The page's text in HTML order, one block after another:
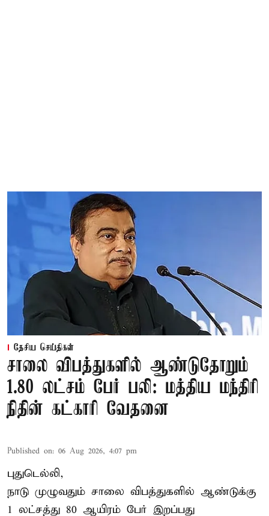
தேசிய செய்திகள்
சாலை விபத்துகளில் ஆண்டுதோறும்
1.80 லட்சம் பேர் பலி: மத்திய மந்திரி
நிதின் கட்காரி வேதனை
Published on: 06 Aug 2026, 4:07 pm
புதுடெல்லி,
நாடு முழுவதும் சாலை விபத்துகளில் ஆண்டுக்கு
1 லட்சத்து 80 ஆயிரம் பேர் இறப்பது